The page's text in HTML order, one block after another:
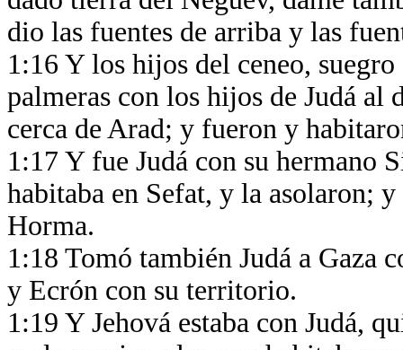
dio las fuentes de arriba y las
1:16 Y los hijos del ceneo,
palmeras con los hijos de Judá al
cerca de Arad; y fueron y
1:17 Y fue Judá con su hermano
habitaba en Sefat, y la asolaron;
Horma.
1:18 Tomó también Judá a Gaza
y Ecrón con su territorio.
1:19 Y Jehová estaba con Judá,